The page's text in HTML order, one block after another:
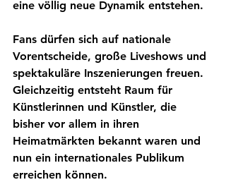
eine völlig neue Dynamik entstehen.
Fans dürfen sich auf nationale
Vorentscheide, große Liveshows und
spektakuläre Inszenierungen freuen.
Gleichzeitig entsteht Raum für
Künstlerinnen und Künstler, die
bisher vor allem in ihren
Heimatmärkten bekannt waren und
nun ein internationales Publikum
erreichen können.